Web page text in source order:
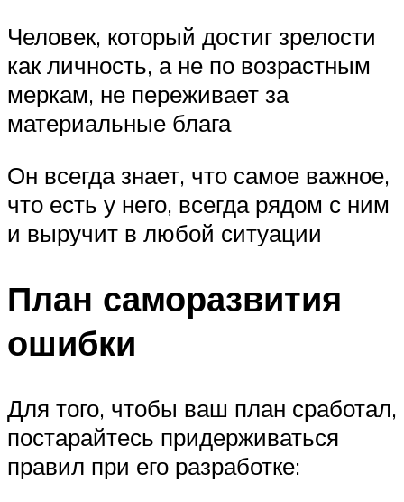
Человек, который достиг зрелости
как личность, а не по возрастным
меркам, не переживает за
материальные блага
Он всегда знает, что самое важное,
что есть у него, всегда рядом с ним
и выручит в любой ситуации
План саморазвития
ошибки
Для того, чтобы ваш план сработал,
постарайтесь придерживаться
правил при его разработке: